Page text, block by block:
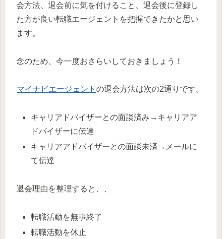
会方法、退会前に気を付けること、退会後に登録し
た方が良い転職エージェントを把握できたかと思い
ます。
念のため、今一度おさらいしておきましょう！
マイナビエージェント の退会方法は次の2通りです。
キャリアドバイザーとの面談済み→キャリアア
ドバイザーに伝達
キャリアアドバイザーとの面談未済→メールに
て伝達
退会理由を整理すると、、
転職活動を無事終了
転職活動を休止